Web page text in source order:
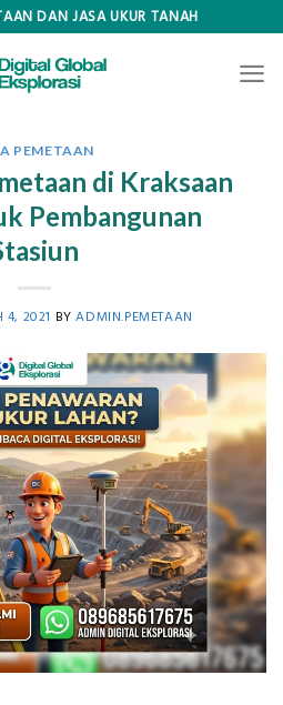
DAN JASA UKUR TANAH
PEMETAAN
di Kraksaan
Pembangunan
4, 2021 BYADMIN.PEMETAAN